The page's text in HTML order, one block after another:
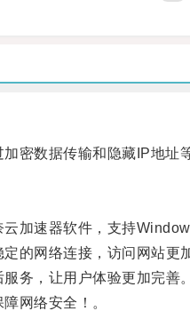
数据传输和隐藏IP地址
速器软件，支持
网络连接，访问网站更
务，让用户体验更加完善。
网络安全！。